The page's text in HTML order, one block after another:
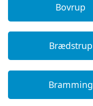
Bovrup
Brædstrup
Bramming